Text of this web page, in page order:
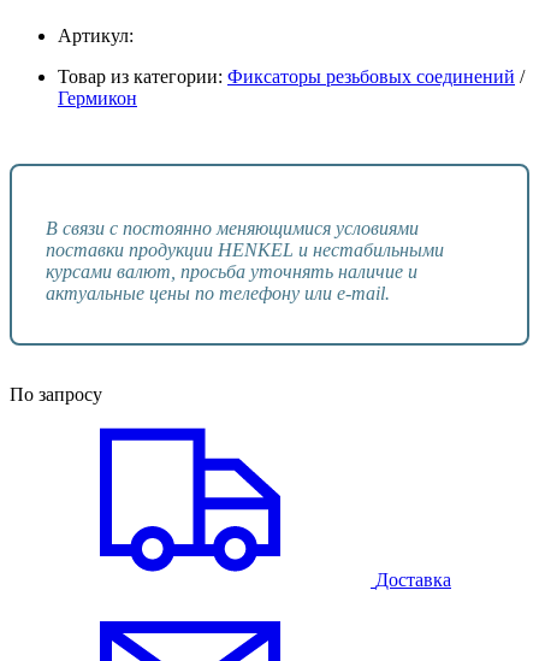
Артикул:
Товар из категории: Фиксаторы резьбовых соединений /
Гермикон
В связи с постоянно меняющимися условиями
поставки продукции HENKEL и нестабильными
курсами валют, просьба уточнять наличие и
актуальные цены по телефону или e-mail.
По запросу
Доставка